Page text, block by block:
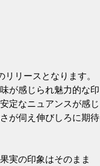
リースとなります。
が感じられ魅力的な印
定なニュアンスが感じ
が伺え伸びしろに期待
実の印象はそのまま